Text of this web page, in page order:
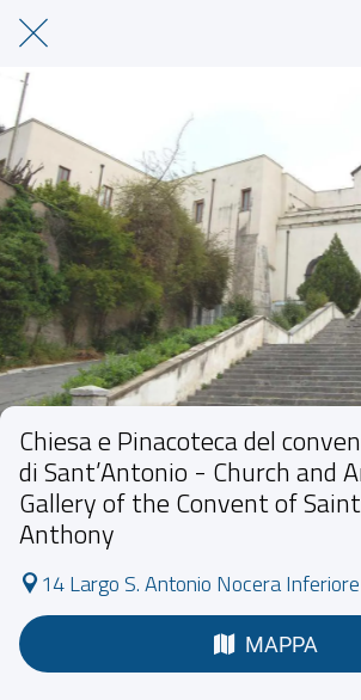
Chiesa e Pinacoteca del
di Sant’Antonio - Church and
Gallery of the Convent of Saint
Anthony
14 Largo S. Antonio Nocera Inferiore
MAPPA